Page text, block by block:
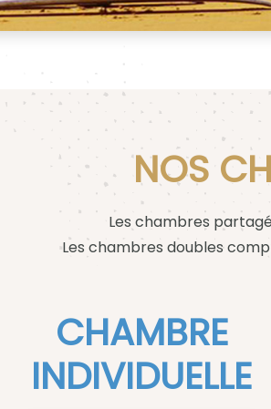
NOS
Les chambres
Les chambres doubles
CHAMBRE
INDIVIDUELLE